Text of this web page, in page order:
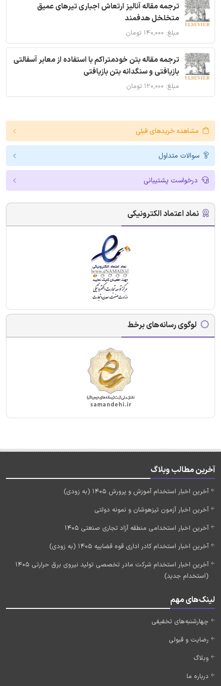
ترجمه مقاله آنالیز ارتعاش اجباری تیرهای عمیق
متخلخل هدفمند
مبلغ: ۱۴۰,۰۰۰ تومان
ترجمه مقاله بتن خودمتراکم با استفاده از معابر آسفالتی
بازیافتی و سنگدانه بتن بازیافتی
مبلغ: ۱۲۰,۰۰۰ تومان
مشاهده خریدهای قبلی
سوالات متداول
درخواست پشتیبانی
نماد اعتماد الکترونیکی
لوگوی رسانه‌های برخط
آخرین مطالب وبلاگ
آخرین اخبار استخدام آموزش و پرورش 1405 (به زودی)
آخرین اخبار آزمون تیزهوشان و نمونه دولتی
آخرین اخبار استخدامی منطقه آزاد تجاری صنعتی 1405
آخرین اخبار استخدام کادر اداری قوه قضاییه 1405 (به زودی)
آخرین اخبار استخدام شرکت مادر تخصصی تولید نیروی برق حرارتی 1405
(استخدام جدید)
لینک‌های مهم
چهارشنبه‌های تخفیفی
رضایت و قبولی
وبلاگ
درباره ما